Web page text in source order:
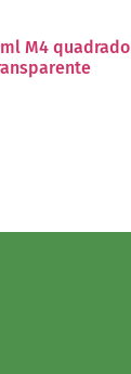
M4 quadrado